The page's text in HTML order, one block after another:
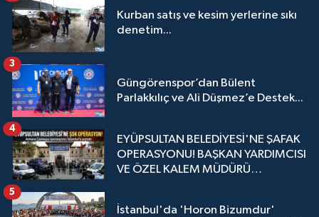
Kurban satış ve kesim yerlerine sıkı
denetim...
Güngörenspor’dan Bülent
Parlakkılıç ve Ali Düşmez’e Destek...
3
EYÜPSULTAN BELEDİYESİ'NE ŞAFAK
OPERASYONU! BAŞKAN YARDIMCISI
VE ÖZEL KALEM MÜDÜRÜ
4
İstanbul'da 'Horon Bizumdur'
5